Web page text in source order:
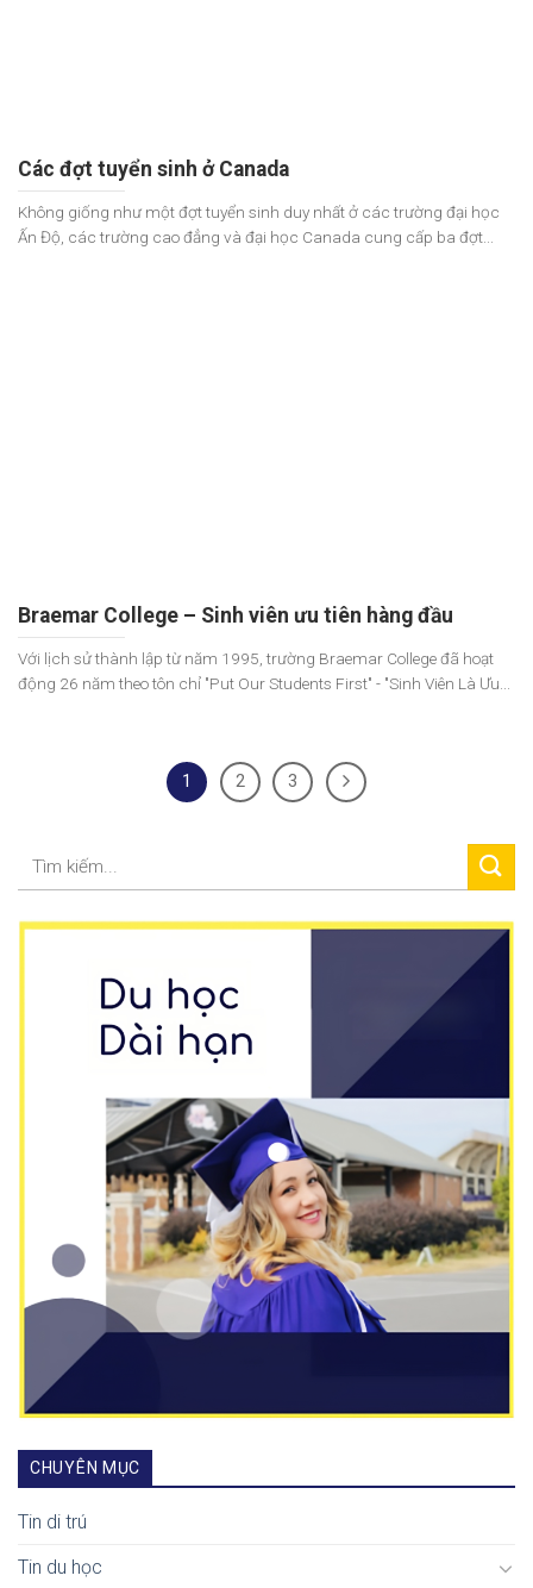
Các đợt tuyển sinh ở Canada
Không giống như một đợt tuyển sinh duy nhất ở các trường đại học
Ấn Độ, các trường cao đẳng và đại học Canada cung cấp ba đợt...
Braemar College – Sinh viên ưu tiên hàng đầu
Với lịch sử thành lập từ năm 1995, trường Braemar College đã hoạt
động 26 năm theo tôn chỉ "Put Our Students First" - "Sinh Viên Là Ưu...
1 2 3
CHUYÊN MỤC
Tin di trú
Tin du học